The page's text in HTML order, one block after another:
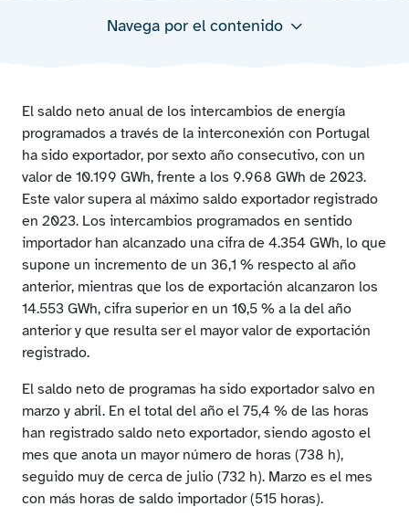
Navega por el contenido
de largo plazo en la interconexión con Portugal (IPE)
Horas sin congestión y con congestión en la
interconexión con Portugal en el 2024
Niveles mensuales de congestión y diferencia de
precios en la interconexión con Portugal en el 2024
Rentas de congestión en la interconexión con Portugal
derivada de los mecanismos de gestión de las
interconexiones internacionales
Evolución anual del Countertrading en la interconexión
con Portugal
El saldo neto anual de los intercambios de energía
programados a través de la interconexión con Portugal
ha sido exportador, por sexto año consecutivo, con un
valor de 10.199 GWh, frente a los 9.968 GWh de 2023.
Este valor supera al máximo saldo exportador registrado
en 2023. Los intercambios programados en sentido
importador han alcanzado una cifra de 4.354 GWh, lo que
supone un incremento de un 36,1 % respecto al año
anterior, mientras que los de exportación alcanzaron los
14.553 GWh, cifra superior en un 10,5 % a la del año
anterior y que resulta ser el mayor valor de exportación
registrado.
El saldo neto de programas ha sido exportador salvo en
marzo y abril. En el total del año el 75,4 % de las horas
han registrado saldo neto exportador, siendo agosto el
mes que anota un mayor número de horas (738 h),
seguido muy de cerca de julio (732 h). Marzo es el mes
con más horas de saldo importador (515 horas).